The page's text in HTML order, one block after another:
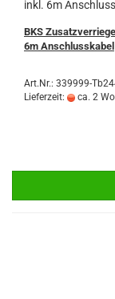
inkl. 6m
BKS
6m An­schluss­ka­bel
Art.Nr.: 339999-
Lieferzeit:
ca. 2